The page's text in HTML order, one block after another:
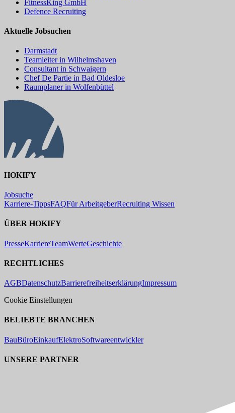
FitnessKing GmbH
Defence Recruiting
Aktuelle Jobsuchen
Darmstadt
Teamleiter in Wilhelmshaven
Consultant in Schwaigern
Chef De Partie in Bad Oldesloe
Raumplaner in Wolfenbüttel
HOKIFY
Jobsuche
Karriere-TippsFAQFür ArbeitgeberRecruiting Wissen
ÜBER HOKIFY
PresseKarriereTeamWerteGeschichte
RECHTLICHES
AGBDatenschutzBarrierefreiheitserklärungImpressum
Cookie Einstellungen
BELIEBTE BRANCHEN
BauBüroEinkaufElektroSoftwareentwickler
UNSERE PARTNER